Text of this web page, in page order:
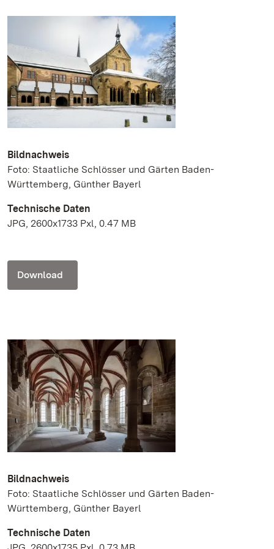
Bildnachweis
Foto: Staatliche Schlösser und Gärten Baden-
Württemberg, Günther Bayerl
Technische Daten
JPG, 2600x1733 Pxl, 0.47 MB
Download
Bildnachweis
Foto: Staatliche Schlösser und Gärten Baden-
Württemberg, Günther Bayerl
Technische Daten